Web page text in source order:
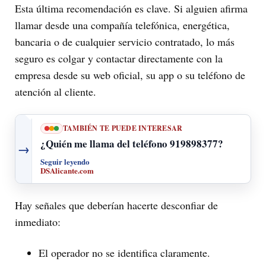
Esta última recomendación es clave. Si alguien afirma
llamar desde una compañía telefónica, energética,
bancaria o de cualquier servicio contratado, lo más
seguro es colgar y contactar directamente con la
empresa desde su web oficial, su app o su teléfono de
atención al cliente.
→
TAMBIÉN TE PUEDE INTERESAR
¿Quién me llama del teléfono 919898377?
Seguir leyendo
DSAlicante.com
Hay señales que deberían hacerte desconfiar de
inmediato:
El operador no se identifica claramente.